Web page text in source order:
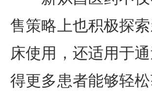
售策略上也积极探
床使用，还适用于
得更多患者能够轻